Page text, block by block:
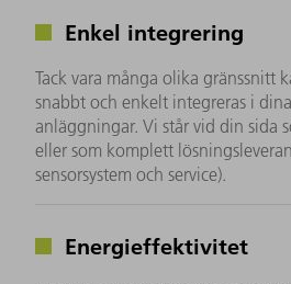
Enkel integrering
Tack vara många olika gränssnitt
snabbt och enkelt integreras i
anläggningar. Vi står vid din sida
eller som komplett
sensorsystem och service).
Energieffektivitet